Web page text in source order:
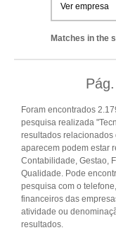
Ver empresa
Matches in the
Pág.
Foram encontrados
pesquisa realizada
resultados relacionados
aparecem podem estar
Contabilidade, Gestao,
Qualidade. Pode
pesquisa com o
financeiros das
atividade ou
resultados.